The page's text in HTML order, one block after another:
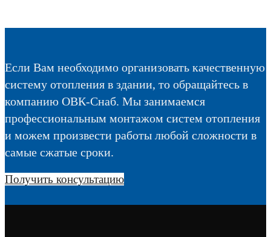
Если Вам необходимо организовать качественную
систему отопления в здании, то обращайтесь в
компанию ОВК-Снаб. Мы занимаемся
профессиональным монтажом систем отопления
и можем произвести работы любой сложности в
самые сжатые сроки.
Получить консультацию